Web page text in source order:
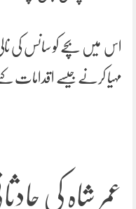
اس میں بچے کو سانس کی
مہیا کرنے جیسے اقدامات
عمر شاہ کی